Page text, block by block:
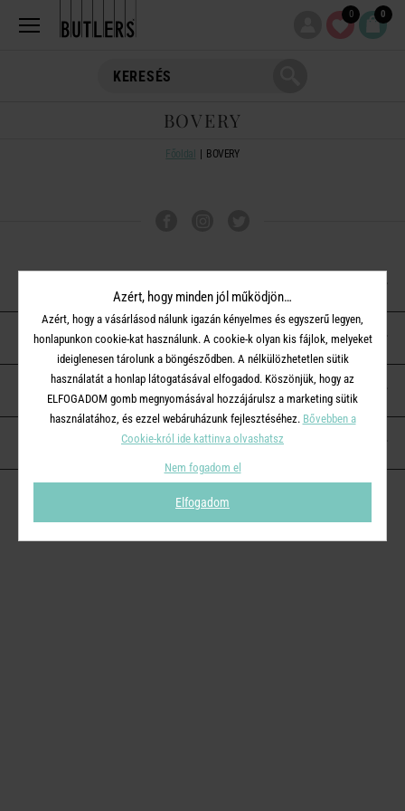
0 0
BOVERY
Főoldal BOVERY
ÜGYFÉLSZOLGÁLAT
A BUTLERS-RŐL
KAPCSOLAT
Azért, hogy minden jól működjön…
Azért, hogy a vásárlásod nálunk igazán kényelmes és egyszerű legyen,
honlapunkon cookie-kat használunk. A cookie-k olyan kis fájlok, melyeket
ideiglenesen tárolunk a böngésződben. A nélkülözhetetlen sütik
használatát a honlap látogatásával elfogadod. Köszönjük, hogy az
ELFOGADOM gomb megnyomásával hozzájárulsz a marketing sütik
használatához, és ezzel webáruházunk fejlesztéséhez. Bővebben a
Cookie-król ide kattinva olvashatsz
Nem fogadom el
Elfogadom